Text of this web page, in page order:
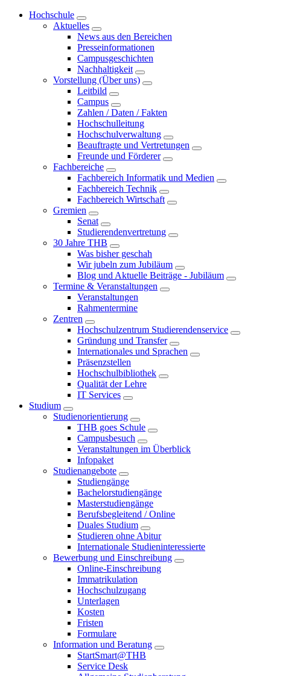
Hochschule
Aktuelles
News aus den Bereichen
Presseinformationen
Campusgeschichten
Nachhaltigkeit
Vorstellung (Über uns)
Leitbild
Campus
Zahlen / Daten / Fakten
Hochschulleitung
Hochschulverwaltung
Beauftragte und Vertretungen
Freunde und Förderer
Fachbereiche
Fachbereich Informatik und Medien
Fachbereich Technik
Fachbereich Wirtschaft
Gremien
Senat
Studierendenvertretung
30 Jahre THB
Was bisher geschah
Wir jubeln zum Jubiläum
Blog und Aktuelle Beiträge - Jubiläum
Termine & Veranstaltungen
Veranstaltungen
Rahmentermine
Zentren
Hochschulzentrum Studierendenservice
Gründung und Transfer
Internationales und Sprachen
Präsenzstellen
Hochschulbibliothek
Qualität der Lehre
IT Services
Studium
Studienorientierung
THB goes Schule
Campusbesuch
Veranstaltungen im Überblick
Infopaket
Studienangebote
Studiengänge
Bachelorstudiengänge
Masterstudiengänge
Berufsbegleitend / Online
Duales Studium
Studieren ohne Abitur
Internationale Studieninteressierte
Bewerbung und Einschreibung
Online-Einschreibung
Immatrikulation
Hochschulzugang
Unterlagen
Kosten
Fristen
Formulare
Information und Beratung
StartSmart@THB
Service Desk